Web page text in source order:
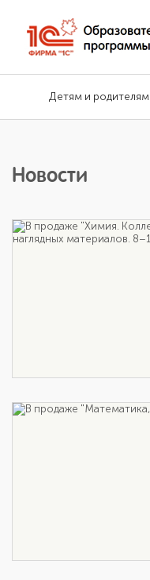
Детям и родителям
Новости